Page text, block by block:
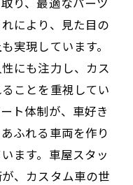
により、見た目の
実現しています。
にも注力し、カス
ことを重視してい
ト体制が、車好き
ふれる車両を作り
ます。車屋スタッ
、カスタム車の世